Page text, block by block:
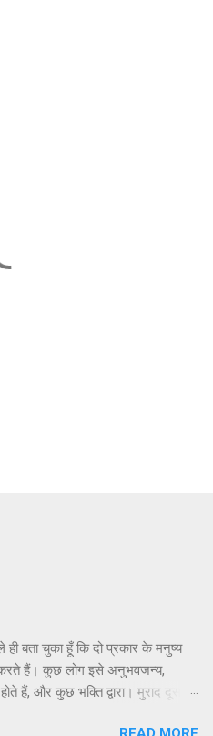
ही बता चुका हूँ कि दो प्रकार के मनुष्य
करते हैं। कुछ लोग इसे अनुभवजन्य,
हैं, और कुछ भक्ति द्वारा। मुराद दूसरे